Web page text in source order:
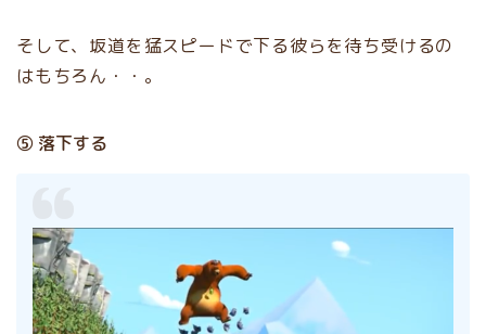
そして、坂道を猛スピードで下る彼らを待ち受けるの
はもちろん・・。
⑤ 落下する